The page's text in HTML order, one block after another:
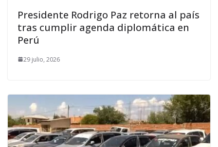
Presidente Rodrigo Paz retorna al país
tras cumplir agenda diplomática en
Perú
29 julio, 2026